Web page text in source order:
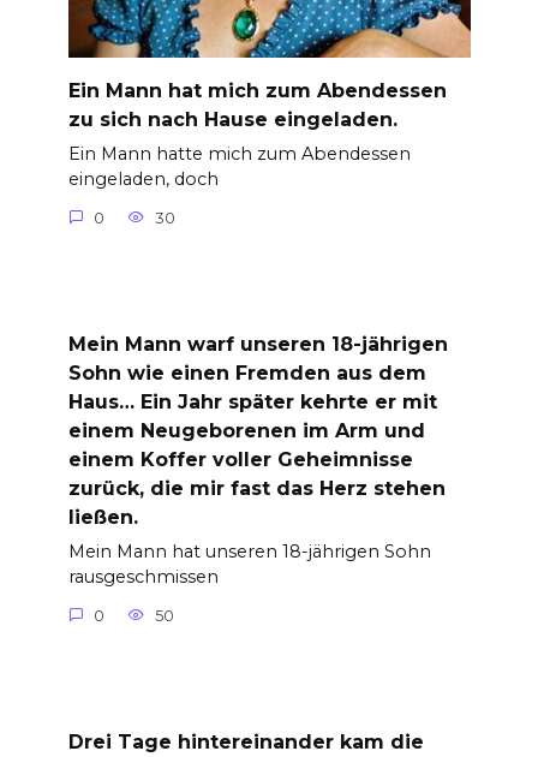
Ein Mann hat mich zum Abendessen
zu sich nach Hause eingeladen.
Ein Mann hatte mich zum Abendessen
eingeladen, doch
0 30
Mein Mann warf unseren 18-jährigen
Sohn wie einen Fremden aus dem
Haus… Ein Jahr später kehrte er mit
einem Neugeborenen im Arm und
einem Koffer voller Geheimnisse
zurück, die mir fast das Herz stehen
ließen.
Mein Mann hat unseren 18-jährigen Sohn
rausgeschmissen
0 50
Drei Tage hintereinander kam die